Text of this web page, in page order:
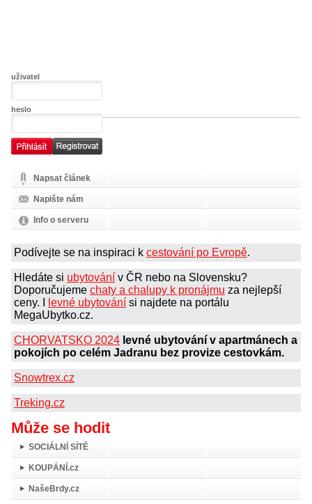
uživatel
heslo
Napsat článek
Napište nám
Info o serveru
Podívejte se na inspiraci k cestování po Evropě.
Hledáte si ubytování v ČR nebo na Slovensku?
Doporučujeme chaty a chalupy k pronájmu za nejlepší
ceny. I
levné ubytování si najdete na portálu
MegaUbytko.cz.
CHORVATSKO 2024 levné ubytování v apartmánech a
pokojích po celém Jadranu bez provize cestovkám.
Snowtrex.cz
Treking.cz
Může se hodit
SOCIÁLNÍ SÍTĚ
KOUPÁNÍ.cz
NašeBrdy.cz